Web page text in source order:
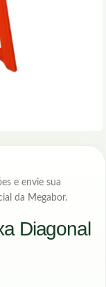
e envie sua
da Megabor.
Diagonal